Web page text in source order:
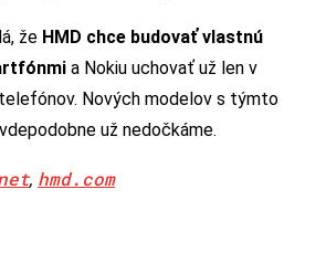
že HMD chce budovať vlastnú
a Nokiu uchovať už len v
Nových modelov s týmto
už nedočkáme.
, hmd.com